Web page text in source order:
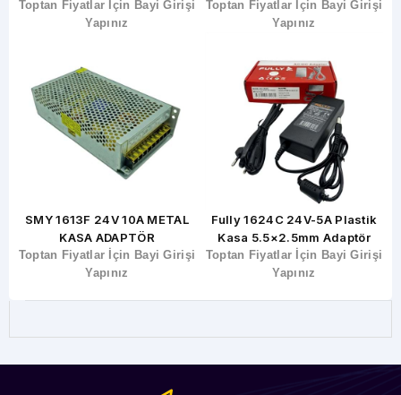
Toptan Fiyatlar İçin Bayi Girişi
Yapınız
SMY 1613F 24V 10A METAL
KASA ADAPTÖR
Toptan Fiyatlar İçin Bayi Girişi
Yapınız
Toptan Fiyatlar İçin Bayi Girişi
Yapınız
Fully 1624C 24V-5A Plastik
Kasa 5.5×2.5mm Adaptör
Toptan Fiyatlar İçin Bayi Girişi
Yapınız